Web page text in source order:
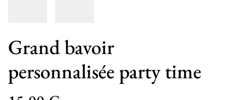
Grand bavoir
personnalisée party time